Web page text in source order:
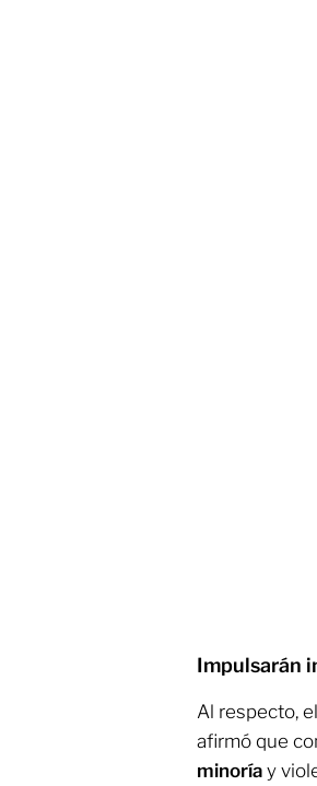
Impulsarán
Al respecto,
afirmó que
minoría y